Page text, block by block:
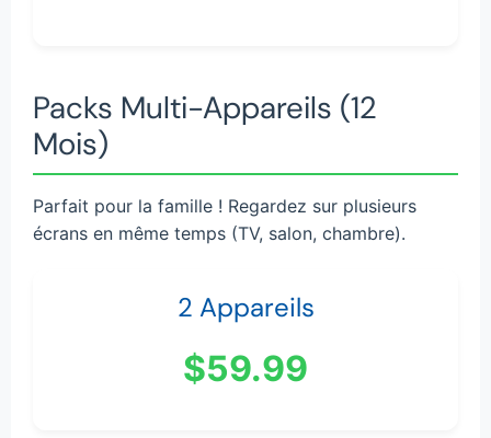
Packs Multi-Appareils (12
Mois)
Parfait pour la famille ! Regardez sur plusieurs
écrans en même temps (TV, salon, chambre).
2 Appareils
$59.99